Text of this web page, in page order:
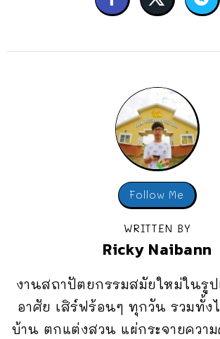
Follow Me
WRITTEN BY
Ricky Naibann
งานสถาปัตยกรรมสมัยใหม่ในรู
อาศัย เสิร์ฟร้อนๆ ทุกวัน รวมทั้ง
บ้าน ตกแต่งสวน แผ่กระจายควา